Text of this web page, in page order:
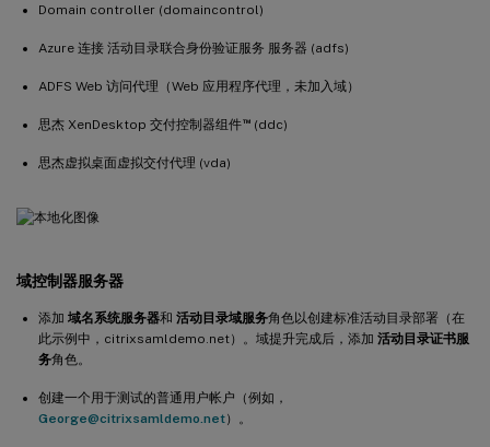
Domain controller (domaincontrol)
Azure 连接 活动目录联合身份验证服务 服务器 (adfs)
ADFS Web 访问代理（Web 应用程序代理，未加入域）
思杰 XenDesktop 交付控制器组件™(ddc)
思杰虚拟桌面虚拟交付代理 (vda)
域控制器服务器
添加 域名系统服务器和 活动目录域服务角色以创建标准活动目录部署（在
此示例中，citrixsamldemo.net）。域提升完成后，添加 活动目录证书服
务角色。
创建一个用于测试的普通用户帐户（例如，
George@citrixsamldemo.net）。